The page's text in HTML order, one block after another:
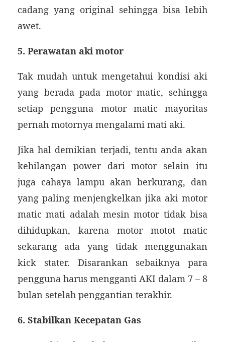
cadang yang original sehingga bisa lebih
awet.
5. Perawatan aki motor
Tak mudah untuk mengetahui kondisi aki
yang berada pada motor matic, sehingga
setiap pengguna motor matic mayoritas
pernah motornya mengalami mati aki.
Jika hal demikian terjadi, tentu anda akan
kehilangan power dari motor selain itu
juga cahaya lampu akan berkurang, dan
yang paling menjengkelkan jika aki motor
matic mati adalah mesin motor tidak bisa
dihidupkan, karena motor motot matic
sekarang ada yang tidak menggunakan
kick stater. Disarankan sebaiknya para
pengguna harus mengganti AKI dalam 7 – 8
bulan setelah penggantian terakhir.
6. Stabilkan Kecepatan Gas